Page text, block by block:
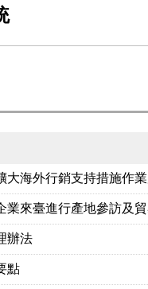
大海外行銷支持措施作
業來臺進行產地參訪及
辦法
點